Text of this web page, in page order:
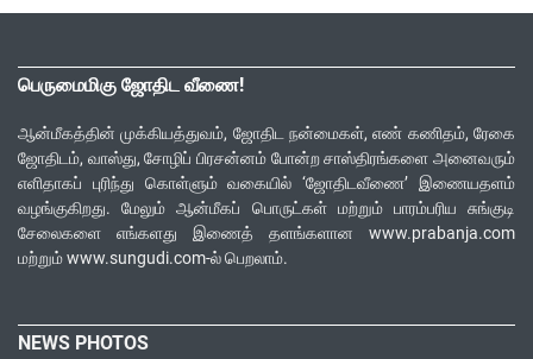
பெருமைமிகு ஜோதிட வீணை!
ஆன்மீகத்தின் முக்கியத்துவம், ஜோதிட நன்மைகள், எண் கணிதம், ரேகை
ஜோதிடம், வாஸ்து, சோழிப் பிரசன்னம் போன்ற சாஸ்திரங்களை அனைவரும்
எளிதாகப் புரிந்து கொள்ளும் வகையில் ‘ஜோதிடவீணை’ இணையதளம்
வழங்குகிறது. மேலும் ஆன்மீகப் பொருட்கள் மற்றும் பாரம்பரிய சுங்குடி
சேலைகளை எங்களது இணைத் தளங்களான www.prabanja.com
மற்றும் www.sungudi.com-ல் பெறலாம்.
NEWS PHOTOS